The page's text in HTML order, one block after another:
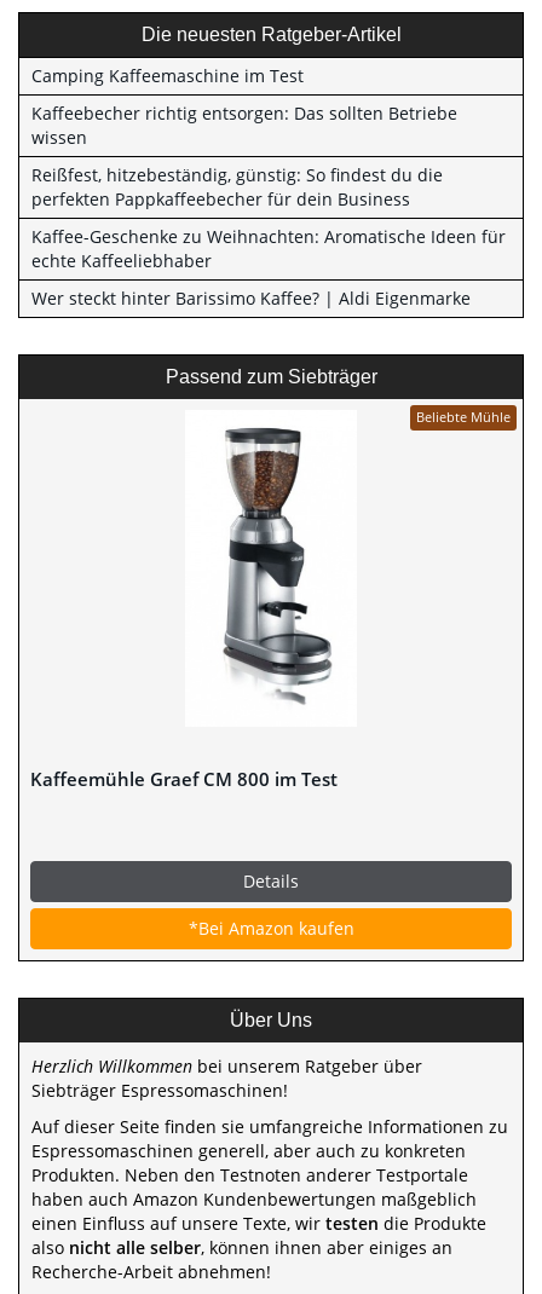
Die neuesten Ratgeber-Artikel
Camping Kaffeemaschine im Test
Kaffeebecher richtig entsorgen: Das sollten Betriebe
wissen
Reißfest, hitzebeständig, günstig: So findest du die
perfekten Pappkaffeebecher für dein Business
Kaffee-Geschenke zu Weihnachten: Aromatische Ideen für
echte Kaffeeliebhaber
Wer steckt hinter Barissimo Kaffee? | Aldi Eigenmarke
Passend zum Siebträger
Beliebte Mühle
Kaffeemühle Graef CM 800 im Test
Details
*Bei Amazon kaufen
Über Uns
Herzlich Willkommen bei unserem Ratgeber über
Siebträger Espressomaschinen!
Auf dieser Seite finden sie umfangreiche Informationen zu
Espressomaschinen generell, aber auch zu konkreten
Produkten. Neben den Testnoten anderer Testportale
haben auch Amazon Kundenbewertungen maßgeblich
einen Einfluss auf unsere Texte, wir testen die Produkte
also nicht alle selber, können ihnen aber einiges an
Recherche-Arbeit abnehmen!